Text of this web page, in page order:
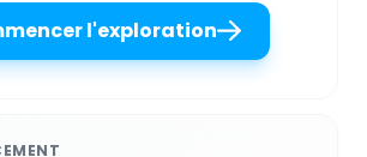
l'exploration